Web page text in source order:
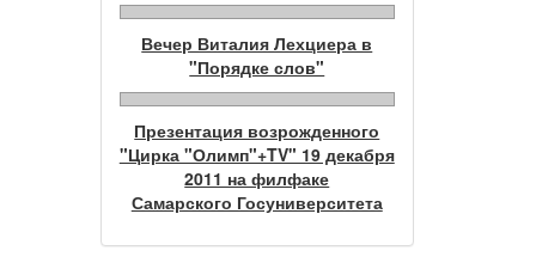
Вечер Виталия Лехциера в
"Порядке слов"
Презентация возрожденного
"Цирка "Олимп"+TV" 19 декабря
2011 на филфаке
Самарского Госуниверситета